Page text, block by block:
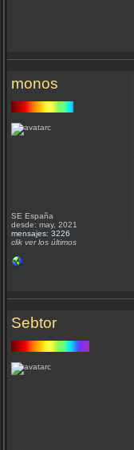
monos
SE España
desde: may, 2021
mensajes: 3226
clik ver los últimos
Sebtor